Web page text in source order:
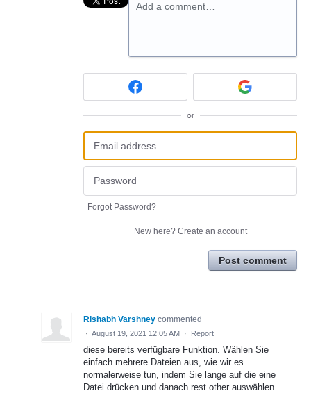
Add a comment…
or
Forgot Password?
New here? Create an account
Post comment
Rishabh Varshney commented
· August 19, 2021 12:05 AM · Report
diese bereits verfügbare Funktion. Wählen Sie
einfach mehrere Dateien aus, wie wir es
normalerweise tun, indem Sie lange auf die eine
Datei drücken und danach rest other auswählen.